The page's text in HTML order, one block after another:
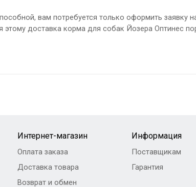
вам потребуется только оформить заявку
этому доставка корма для собак Йозера Оптинес
Интернет-магазин
Оплата заказа
Доставка товара
Возврат и обмен
Информация
Поставщикам
Гарантия